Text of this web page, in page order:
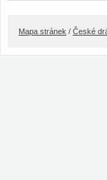
Mapa stránek / České